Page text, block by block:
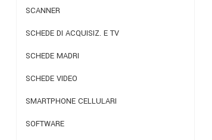
SCANNER
SCHEDE DI ACQUISIZ. E TV
SCHEDE MADRI
SCHEDE VIDEO
SMARTPHONE CELLULARI
SOFTWARE